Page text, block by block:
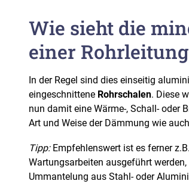
Wie sieht die
einer
In der Regel sind dies einseitig
eingeschnittene Rohrschalen. Diese
nun damit eine Wärme-, Schall- oder
Art und Weise der Dämmung wie
Tipp:Empfehlenswert ist es ferner
Wartungsarbeiten ausgeführt
Ummantelung aus Stahl- oder